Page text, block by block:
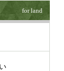
for land